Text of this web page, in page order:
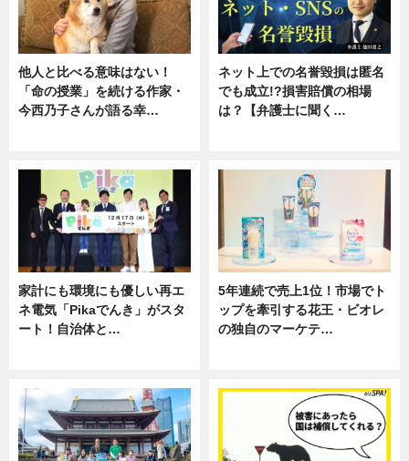
他人と比べる意味はない！
「命の授業」を続ける作家・
今西乃子さんが語る幸…
ネット上での名誉毀損は匿名
でも成立!?損害賠償の相場
は？【弁護士に聞く…
家計にも環境にも優しい再エ
ネ電気「Pikaでんき」がスタ
ート！自治体と…
5年連続で売上1位！市場でト
ップを牽引する花王・ビオレ
の独自のマーケテ…